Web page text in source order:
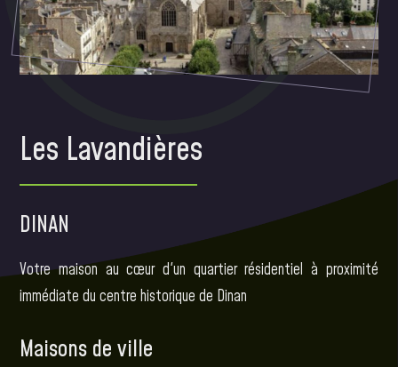
Les Lavandières
DINAN
Votre maison au cœur d'un quartier résidentiel à proximité
immédiate du centre historique de Dinan
Maisons de ville